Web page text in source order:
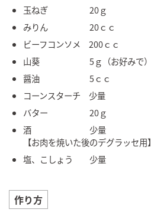
玉ねぎ 20ｇ
みりん 20ｃｃ
ビーフコンソメ 200ｃｃ
山葵 5ｇ（お好みで）
醤油 5ｃｃ
コーンスターチ 少量
バター 20ｇ
酒 少量
【お肉を焼いた後のデグラッセ用】
塩、こしょう 少量
作り方